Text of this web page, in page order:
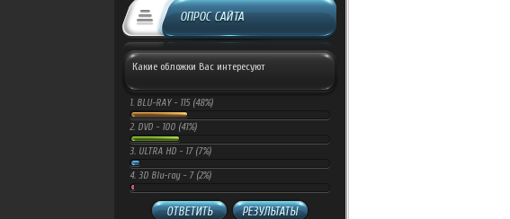
ОПРОС САЙТА
Какие обложки Вас интересуют
1. BLU-RAY - 115 (48%)
2. DVD - 100 (41%)
3. ULTRA HD - 17 (7%)
4. 3D Blu-ray - 7 (2%)
ОТВЕТИТЬ РЕЗУЛЬТАТЫ